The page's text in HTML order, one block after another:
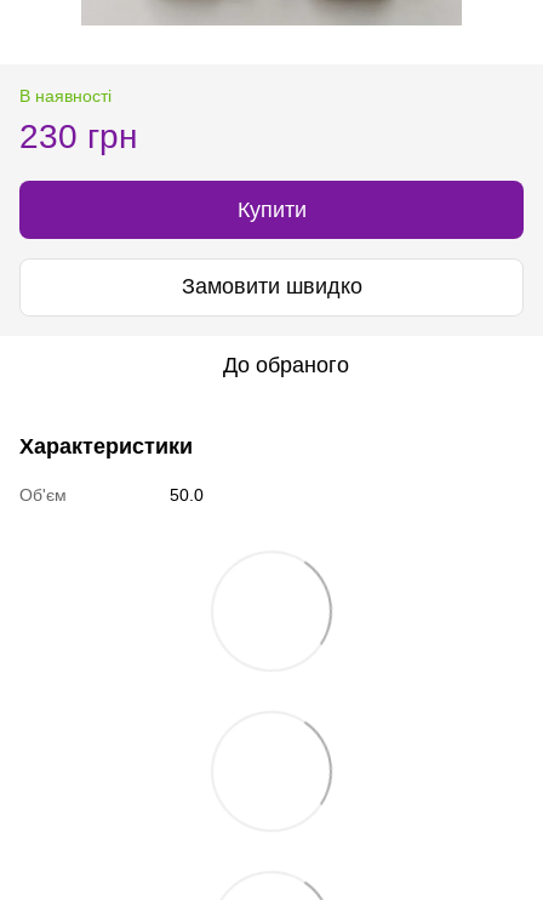
В наявності
230 грн
Купити
Замовити швидко
До обраного
Характеристики
Об'єм 50.0